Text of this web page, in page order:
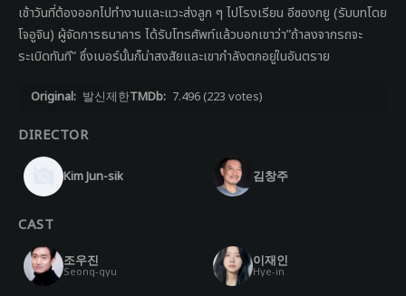
เช้าวันที่ต้องออกไปทำงานและแวะส่งลูก ๆ ไปโรงเรียน อีซองกยู (รับบทโดย
โจอูจิน) ผู้จัดการธนาคาร ได้รับโทรศัพท์แล้วบอกเขาว่า”ถ้าลงจากรถจะ
ระเบิดทันที” ซึ่งเบอร์นั้นก็น่าสงสัยและเขากำลังตกอยู่ในอันตราย
Original: 발신제한TMDb: 7.496 (223 votes)
DIRECTOR
Kim Jun-sik 김창주
CAST
조우진
Seong-gyu
이재인
Hye-in